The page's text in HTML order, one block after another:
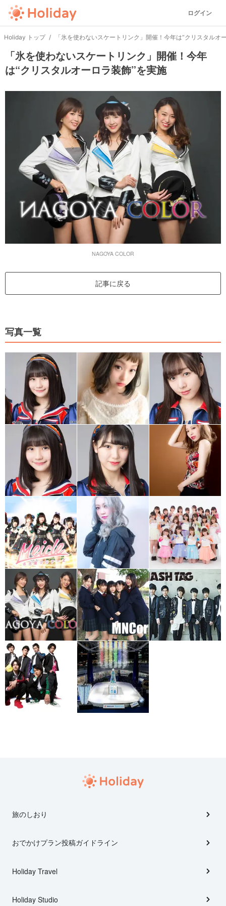
ログイン
Holiday トップ 「氷を使わないスケートリンク」開催！今年は“クリスタルオ
「氷を使わないスケートリンク」開催！今年
は“クリスタルオーロラ装飾”を実施
NAGOYA COLOR
記事に戻る
写真一覧
旅のしおり
おでかけプラン投稿ガイドライン
Holiday Travel
Holiday Studio